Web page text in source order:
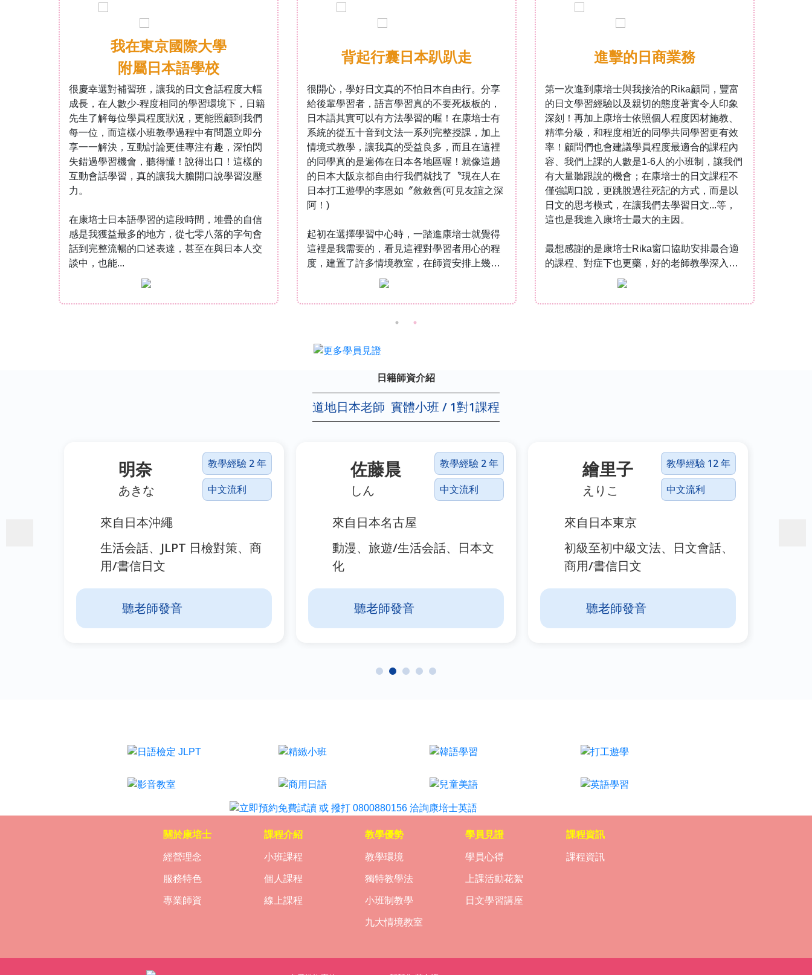
我在東京國際大學
附屬日本語學校
很慶幸選對補習班，讓我的日文會話程度大幅
成長，在人數少-程度相同的學習環境下，日籍
先生了解每位學員程度狀況，更能照顧到我們
每一位，而這樣小班教學過程中有問題立即分
享一一解決，互動討論更佳專注有趣，深怕閃
失錯過學習機會，聽得懂！說得出口！這樣的
互動會話學習，真的讓我大膽開口說學習沒壓
力。
在康培士日本語學習的這段時間，堆疊的自信
感是我獲益最多的地方，從七零八落的字句會
話到完整流暢的口述表達，甚至在與日本人交
談中，也能...
背起行囊日本趴趴走
很開心，學好日文真的不怕日本自由行。分享
給後輩學習者，語言學習真的不要死板板的，
日本語其實可以有方法學習的喔！在康培士有
系統的從五十音到文法一系列完整授課，加上
情境式教學，讓我真的受益良多，而且在這裡
的同學真的是遍佈在日本各地區喔！就像這趟
的日本大阪京都自由行我們就找了〝現在人在
日本打工遊學的李恩如〞敘敘舊(可見友誼之深
阿！)
起初在選擇學習中心時，一踏進康培士就覺得
這裡是我需要的，看見這裡對學習者用心的程
度，建置了許多情境教室，在師資安排上幾乎
都是日籍先生，明確的了解我的日語程度，適
的耐心教學，尤其...
進擊的日商業務
第一次進到康培士與我接洽的Rika顧問，豐富
的日文學習經驗以及親切的態度著實令人印象
深刻！再加上康培士依照個人程度因材施教、
精準分級，和程度相近的同學共同學習更有效
率！顧問們也會建議學員程度最適合的課程內
容、我們上課的人數是1-6人的小班制，讓我們
有大量聽跟說的機會；在康培士的日文課程不
僅強調口說，更跳脫過往死記的方式，而是以
日文的思考模式，在讓我們去學習日文...等，
這也是我進入康培士最大的主因。
最想感謝的是康培士Rika窗口協助安排最合適
的課程、對症下也更藥，好的老師教學深入淺
出；無論是見解獨到的Kazuyuki先生、豐富教
生...
日籍師資介紹
道地日本老師 實體小班 / 1對1課程
明奈
あきな
教學經驗 2 年
中文流利
來自日本沖繩
生活会話、JLPT 日檢對策、商
用/書信日文
聽老師發音
佐藤晨
しん
教學經驗 2 年
中文流利
來自日本名古屋
動漫、旅遊/生活会話、日本文
化
聽老師發音
繪里子
えりこ
教學經驗 12 年
中文流利
來自日本東京
初級至初中級文法、日文會話、
商用/書信日文
聽老師發音
關於康培士
經營理念
服務特色
專業師資
課程介紹
小班課程
個人課程
線上課程
教學優勢
教學環境
獨特教學法
小班制教學
九大情境教室
學員見證
學員心得
上課活動花絮
日文學習講座
課程資訊
課程資訊